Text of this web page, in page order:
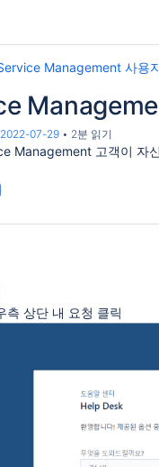
Management 사용
2022-07-29 2분 읽기
Management 고객이 자
측 상단 내 요청 클릭